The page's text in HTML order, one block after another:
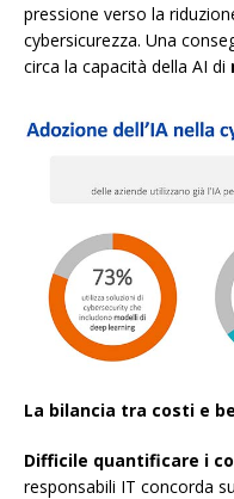
pressione verso la
cybersicurezza. Una
circa la capacità della AI di
La bilancia tra costi e
Difficile quantificare i
responsabili IT concorda